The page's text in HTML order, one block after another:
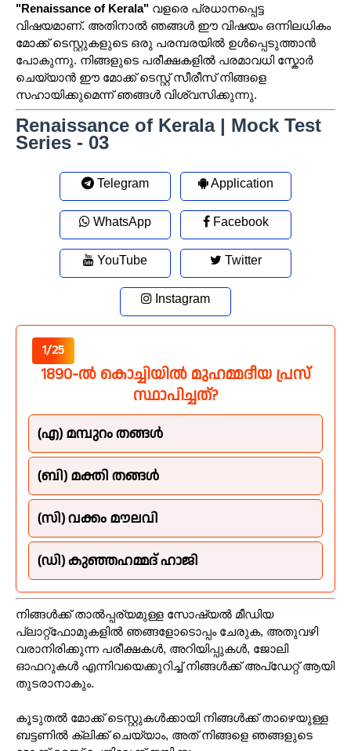
"Renaissance of Kerala" വളരെ പ്രധാനപ്പെട്ട
വിഷയമാണ്. അതിനാൽ ഞങ്ങൾ ഈ വിഷയം ഒന്നിലധികം
മോക്ക് ടെസ്റ്റുകളുടെ ഒരു പരമ്പരയിൽ ഉൾപ്പെടുത്താൻ
പോകുന്നു. നിങ്ങളുടെ പരീക്ഷകളിൽ പരമാവധി സ്കോർ
ചെയ്യാൻ ഈ മോക്ക് ടെസ്റ്റ് സീരീസ് നിങ്ങളെ
സഹായിക്കുമെന്ന് ഞങ്ങൾ വിശ്വസിക്കുന്നു.
Renaissance of Kerala | Mock Test
Series - 03
Telegram Application
WhatsApp Facebook
YouTube Twitter
Instagram
1/25
1890-ൽ കൊച്ചിയിൽ മുഹമ്മദീയ പ്രസ്
സ്ഥാപിച്ചത്?
(എ) മമ്പുറം തങ്ങൾ
(ബി) മക്തി തങ്ങൾ
(സി) വക്കം മൗലവി
(ഡി) കുഞ്ഞഹമ്മദ് ഹാജി
നിങ്ങൾക്ക് താൽപ്പര്യമുള്ള സോഷ്യൽ മീഡിയ
പ്ലാറ്റ്‌ഫോമുകളിൽ ഞങ്ങളോടൊപ്പം ചേരുക, അതുവഴി
വരാനിരിക്കുന്ന പരീക്ഷകൾ, അറിയിപ്പുകൾ, ജോലി
ഓഫറുകൾ എന്നിവയെക്കുറിച്ച് നിങ്ങൾക്ക് അപ്‌ഡേറ്റ് ആയി
തുടരാനാകും.
കൂടുതൽ മോക്ക് ടെസ്റ്റുകൾക്കായി നിങ്ങൾക്ക് താഴെയുള്ള
ബട്ടണിൽ ക്ലിക്ക് ചെയ്യാം, അത് നിങ്ങളെ ഞങ്ങളുടെ